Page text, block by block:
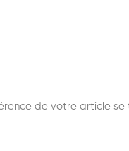
de votre article se